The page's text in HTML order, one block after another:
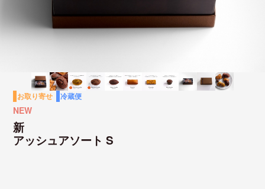
新
アッシュアソート S
NEW
お取り寄せ 冷蔵便